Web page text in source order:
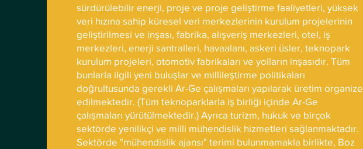
sürdürülebilir enerji, proje ve proje geliştirme faaliyetleri, yüksek
veri hızına sahip küresel veri merkezlerinin kurulum projelerinin
geliştirilmesi ve inşası, fabrika, alışveriş merkezleri, otel, iş
merkezleri, enerji santralleri, havaalanı, askeri üsler, teknopark
kurulum projeleri, otomotiv fabrikaları ve yolların inşasıdır. Tüm
bunlarla ilgili yeni buluşlar ve millileştirme politikaları
doğrultusunda gerekli Ar-Ge çalışmaları yapılarak üretim organize
edilmektedir. (Tüm teknoparklarla iş birliği içinde Ar-Ge
çalışmaları yürütülmektedir.) Ayrıca turizm, hukuk ve birçok
sektörde yenilikçi ve milli mühendislik hizmetleri sağlanmaktadır.
Sektörde "mühendislik ajansı" terimi bulunmamakla birlikte, Boz